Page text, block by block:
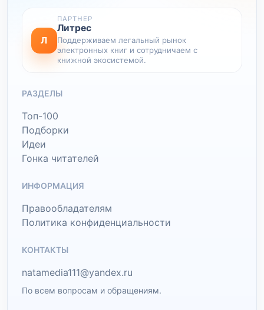
Л
ПАРТНЕР
Литрес
Поддерживаем легальный рынок
электронных книг и сотрудничаем с
книжной экосистемой.
РАЗДЕЛЫ
Топ-100
Подборки
Идеи
Гонка читателей
ИНФОРМАЦИЯ
Правообладателям
Политика конфиденциальности
КОНТАКТЫ
natamedia111@yandex.ru
По всем вопросам и обращениям.